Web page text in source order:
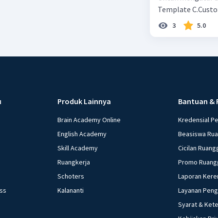
3 5.0
Produk Lainnya
Brain Academy Online
English Academy
Skill Academy
Ruangkerja
Schoters
Kalananti
Bantuan &
Kredensial
Beasiswa
Cicilan
Promo
Laporan
Layanan
Syarat &